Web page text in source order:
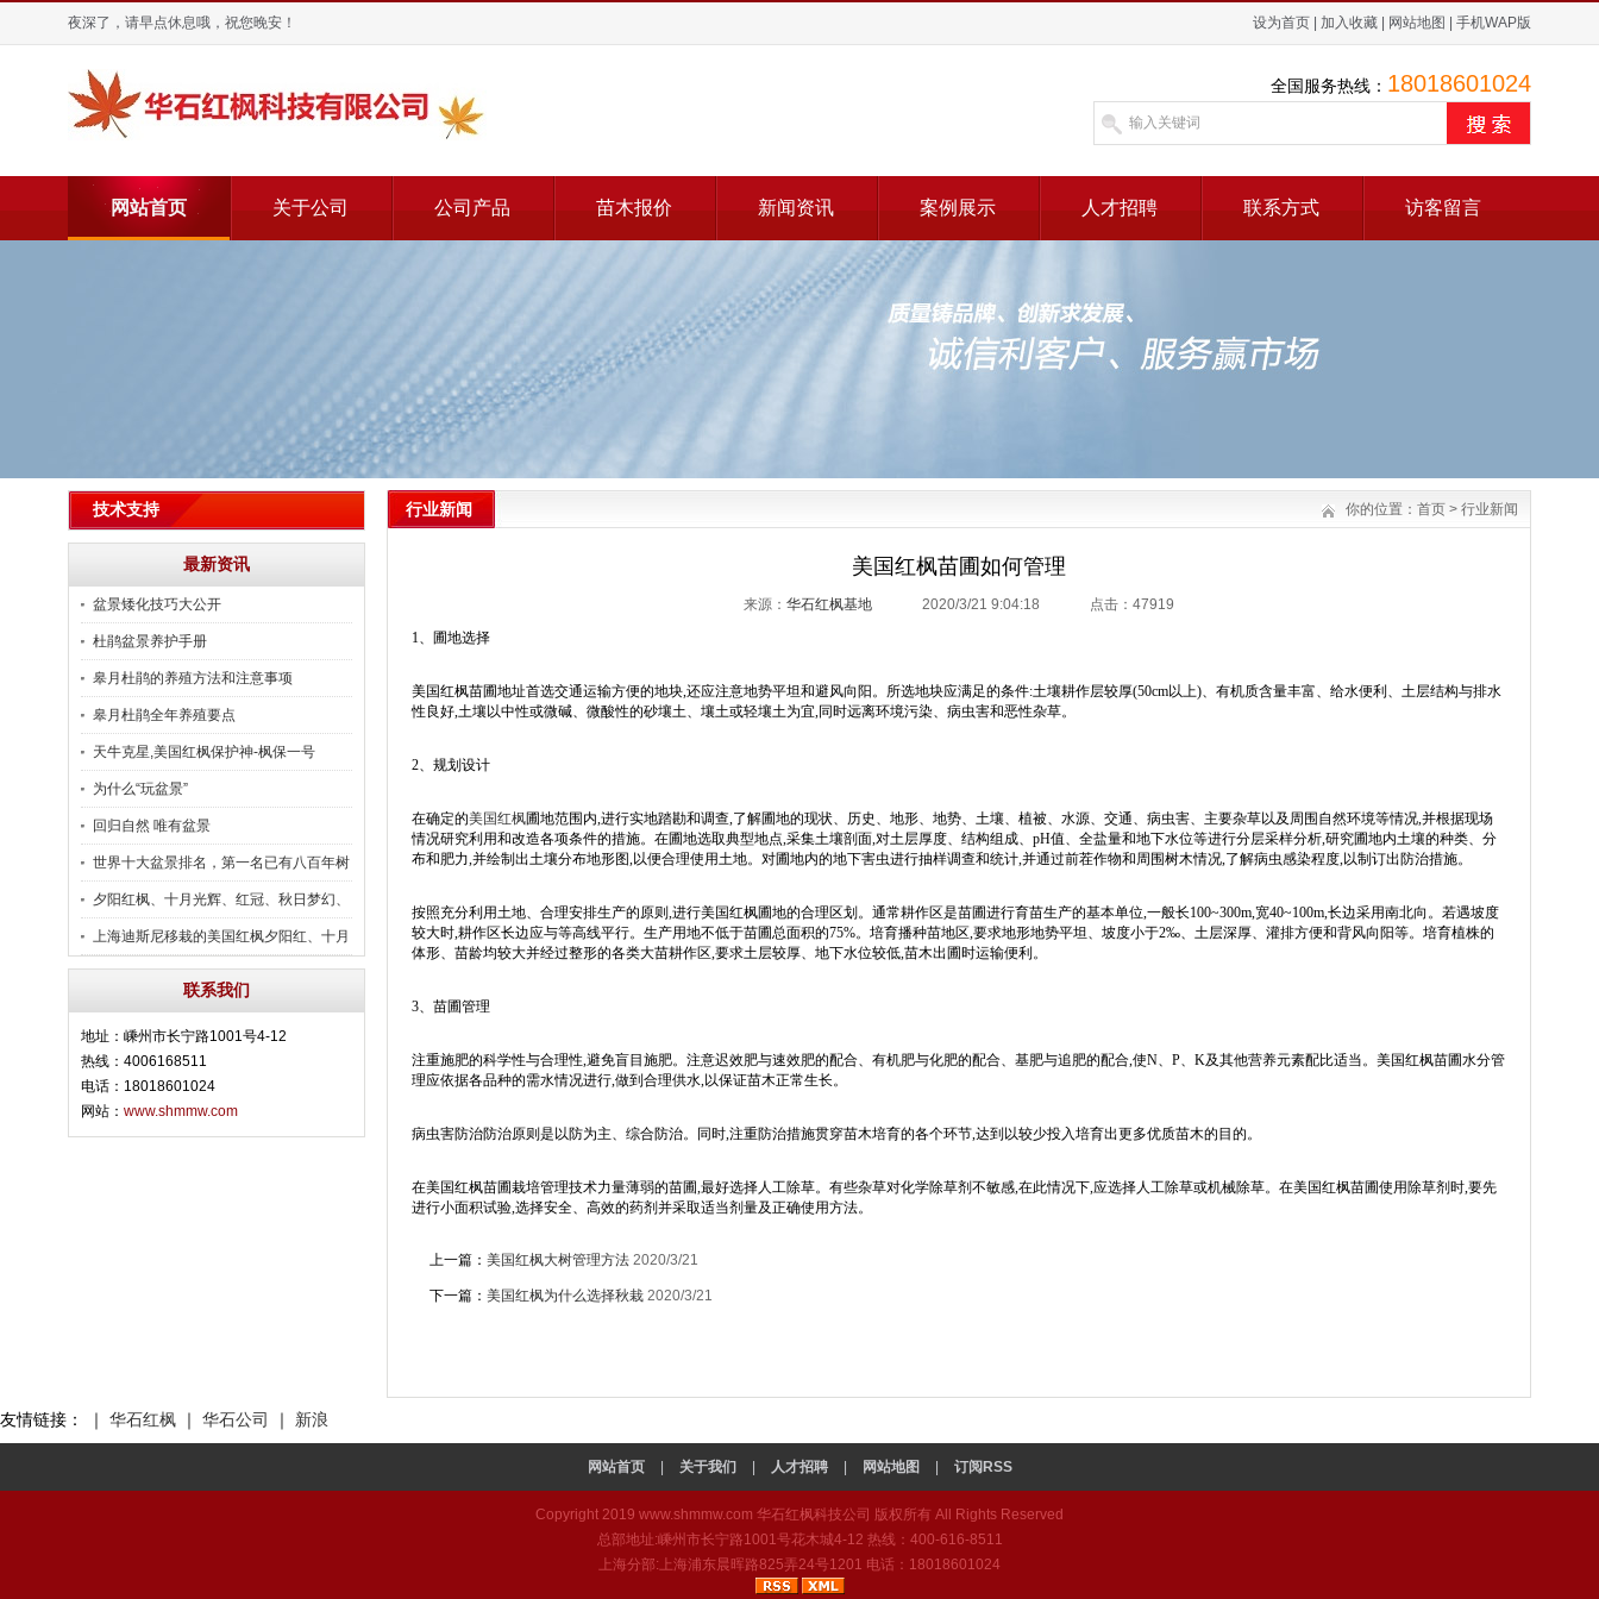
夜深了，请早点休息哦，祝您晚安！ 设为首页 加入收藏 网站地图 手机WAP版
全国服务热线： 18018601024
网站首页 关于公司 公司产品 苗木报价 新闻资讯 案例展示 人才招聘 联系方式 访客留言
技术支持
最新资讯
盆景矮化技巧大公开
杜鹃盆景养护手册
皋月杜鹃的养殖方法和注意事项
皋月杜鹃全年养殖要点
天牛克星,美国红枫保护神-枫保一号
为什么“玩盆景”
回归自然 唯有盆景
世界十大盆景排名，第一名已有八百年树
龄
夕阳红枫、十月光辉、红冠、秋日梦幻、
夏日红、太阳谷等10-20公分大量供应市
场！
上海迪斯尼移栽的美国红枫夕阳红、十月
光辉
联系我们
地址：嵊州市长宁路1001号4-12
热线：4006168511
电话：18018601024
网站： www.shmmw.com
行业新闻 你的位置： 首页 > 行业新闻
美国红枫苗圃如何管理
来源： 华石红枫基地 2020/3/21 9:04:18 点击：47919
1、圃地选择
美国红枫苗圃地址首选交通运输方便的地块,还应注意地势平坦和避风向阳。所选地块应满足的条件:土壤耕作层较厚(50cm以上)、有机质含量丰富、给水便利、土层结构与排水
性良好,土壤以中性或微碱、微酸性的砂壤土、壤土或轻壤土为宜,同时远离环境污染、病虫害和恶性杂草。
2、规划设计
在确定的美国红枫圃地范围内,进行实地踏勘和调查,了解圃地的现状、历史、地形、地势、土壤、植被、水源、交通、病虫害、主要杂草以及周围自然环境等情况,并根据现场
情况研究利用和改造各项条件的措施。在圃地选取典型地点,采集土壤剖面,对土层厚度、结构组成、pH值、全盐量和地下水位等进行分层采样分析,研究圃地内土壤的种类、分
布和肥力,并绘制出土壤分布地形图,以便合理使用土地。对圃地内的地下害虫进行抽样调查和统计,并通过前茬作物和周围树木情况,了解病虫感染程度,以制订出防治措施。
按照充分利用土地、合理安排生产的原则,进行美国红枫圃地的合理区划。通常耕作区是苗圃进行育苗生产的基本单位,一般长100~300m,宽40~100m,长边采用南北向。若遇坡度
较大时,耕作区长边应与等高线平行。生产用地不低于苗圃总面积的75%。培育播种苗地区,要求地形地势平坦、坡度小于2‰、土层深厚、灌排方便和背风向阳等。培育植株的
体形、苗龄均较大并经过整形的各类大苗耕作区,要求土层较厚、地下水位较低,苗木出圃时运输便利。
3、苗圃管理
注重施肥的科学性与合理性,避免盲目施肥。注意迟效肥与速效肥的配合、有机肥与化肥的配合、基肥与追肥的配合,使N、P、K及其他营养元素配比适当。美国红枫苗圃水分管
理应依据各品种的需水情况进行,做到合理供水,以保证苗木正常生长。
病虫害防治防治原则是以防为主、综合防治。同时,注重防治措施贯穿苗木培育的各个环节,达到以较少投入培育出更多优质苗木的目的。
在美国红枫苗圃栽培管理技术力量薄弱的苗圃,最好选择人工除草。有些杂草对化学除草剂不敏感,在此情况下,应选择人工除草或机械除草。在美国红枫苗圃使用除草剂时,要先
进行小面积试验,选择安全、高效的药剂并采取适当剂量及正确使用方法。
上一篇： 美国红枫大树管理方法 2020/3/21
下一篇： 美国红枫为什么选择秋栽 2020/3/21
友情链接： ｜ 华石红枫 ｜ 华石公司 ｜ 新浪
网站首页 关于我们 人才招聘 网站地图 订阅RSS
Copyright 2019 www.shmmw.com 华石红枫科技公司 版权所有 All Rights Reserved
总部地址:嵊州市长宁路1001号花木城4-12 热线：400-616-8511
上海分部:上海浦东晨晖路825弄24号1201 电话：18018601024